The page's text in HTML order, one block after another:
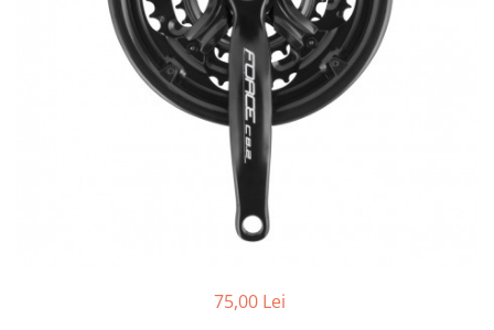
Reflectorizante
Roti ajutatoare
Manete schimbator
Mansoane & Ghidoline
75,00 Lei